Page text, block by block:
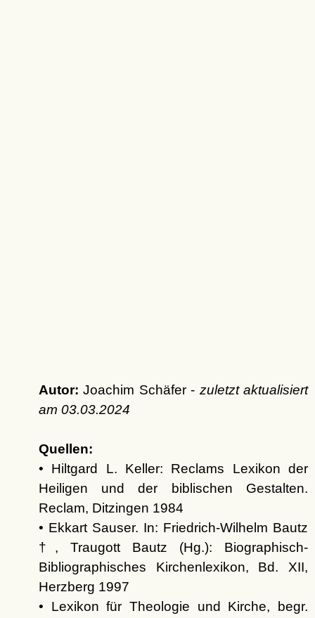
Autor: Joachim Schäfer - zuletzt aktualisiert
am 03.03.2024
Quellen:
• Hiltgard L. Keller: Reclams Lexikon der
Heiligen und der biblischen Gestalten.
Reclam, Ditzingen 1984
• Ekkart Sauser. In: Friedrich-Wilhelm Bautz
†, Traugott Bautz (Hg.): Biographisch-
Bibliographisches Kirchenlexikon, Bd. XII,
Herzberg 1997
• Lexikon für Theologie und Kirche, begr.